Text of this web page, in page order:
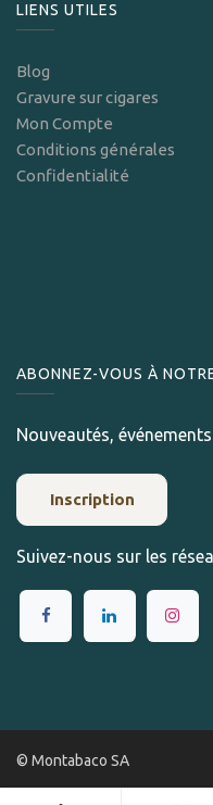
LIENS UTILES
Blog
Gravure sur cigares
Mon Compte
Conditions générales
Confidentialité
ABONNEZ-VOUS À
Nouveautés,
Inscription
Suivez-nous sur les
© Montabaco SA